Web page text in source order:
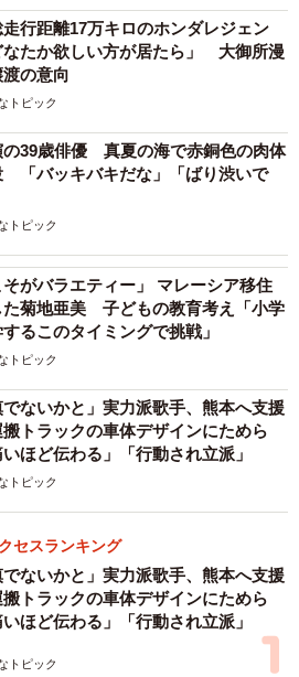
行距離17万キロのホンダレジェン
たか欲しい方が居たら」 大御所漫
の意向
トピック
の39歳俳優 真夏の海で赤銅色の肉体
「バッキバキだな」「ばり渋いで
トピック
そがバラエティー」 マレーシア移住
た菊地亜美 子どもの教育考え「小学
るこのタイミングで挑戦」
トピック
でないかと」実力派歌手、熊本へ支援
トラックの車体デザインにためら
ほど伝わる」「行動され立派」
トピック
セスランキング
でないかと」実力派歌手、熊本へ支援
トラックの車体デザインにためら
ほど伝わる」「行動され立派」
トピック